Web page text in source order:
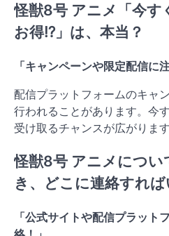
怪獣8号 アニメ「今す
お得⁉」は、本当？
「キャンペーンや限定配信に
配信プラットフォームのキャ
行われることがあります。今
受け取るチャンスが広がります
怪獣8号 アニメについ
き、どこに連絡すれば
「公式サイトや配信プラット